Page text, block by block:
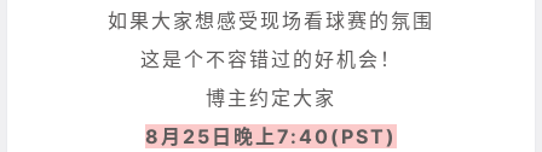
如果大家想感受现场看球赛的氛围
这是个不容错过的好机会！
博主约定大家
8月25日晚上7:40(PST)